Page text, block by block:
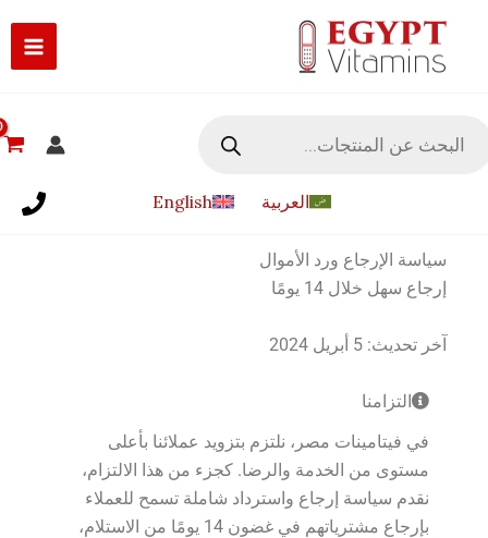
العربية English
سياسة الإرجاع ورد الأموال
إرجاع سهل خلال 14 يومًا
آخر تحديث: 5 أبريل 2024
التزامنا
في فيتامينات مصر، نلتزم بتزويد عملائنا بأعلى
مستوى من الخدمة والرضا. كجزء من هذا الالتزام،
نقدم سياسة إرجاع واسترداد شاملة تسمح للعملاء
بإرجاع مشترياتهم في غضون 14 يومًا من الاستلام،